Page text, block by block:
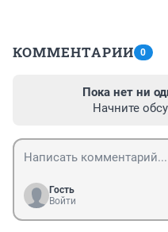
КОММЕНТАРИИ 0
Пока нет ни
Начните
Гость
Войти